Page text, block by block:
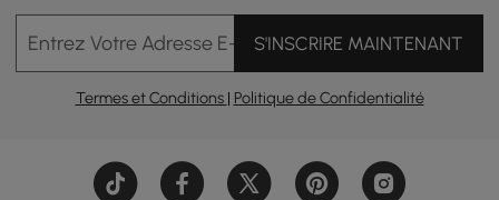
Entrez Votre Adresse E-mailS'INSCRIRE MAINTENANT
Termes et Conditions | Politique de Confidentialité